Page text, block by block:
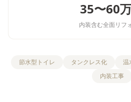
35〜60
内装含む全面リフ
節水型トイレ タンクレス化 温
内装工事